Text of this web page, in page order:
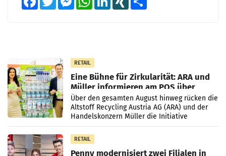
RETAIL
Eine Bühne für Zirkularität: ARA und
Müller informieren am POS über
Kreislauffähigkeit
Über den gesamten August hinweg rücken die
Altstoff Recycling Austria AG (ARA) und der
Handelskonzern Müller die Initiative
„Kreislauf-Helden“ in allen österreichischen
Müller-Filialen
RETAIL
Penny modernisiert zwei Filialen in